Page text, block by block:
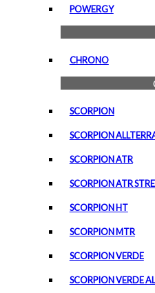
POWERGY
CHRONO
SCORPION
SCORPION
SCORPION ATR
SCORPION ATR
SCORPION HT
SCORPION MTR
SCORPION VERDE
SCORPION VERDE